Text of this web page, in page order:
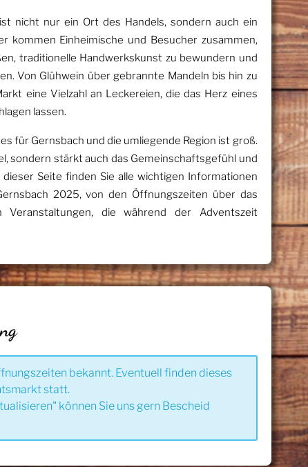
nicht nur ein Ort des Handels, sondern auch ein
kommen Einheimische und Besucher zusammen,
traditionelle Handwerkskunst zu bewundern und
Von Glühwein über gebrannte Mandeln bis hin zu
eine Vielzahl an Leckereien, die das Herz eines
lassen.
für Gernsbach und die umliegende Region ist groß.
sondern stärkt auch das Gemeinschaftsgefühl und
Seite finden Sie alle wichtigen Informationen
2025, von den Öffnungszeiten über das
die während der Adventszeit
bekannt. Eventuell finden dieses
statt.
können Sie uns gern Bescheid